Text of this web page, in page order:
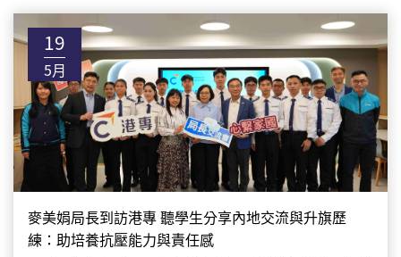
19
5月
麥美娟局長到訪港專 聽學生分享內地交流與升旗歷
練：助培養抗壓能力與責任感